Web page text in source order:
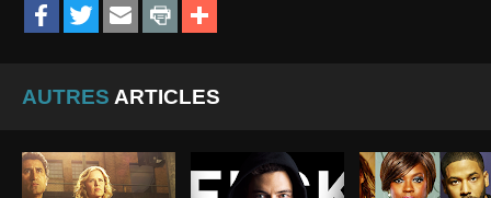
AUTRES ARTICLES